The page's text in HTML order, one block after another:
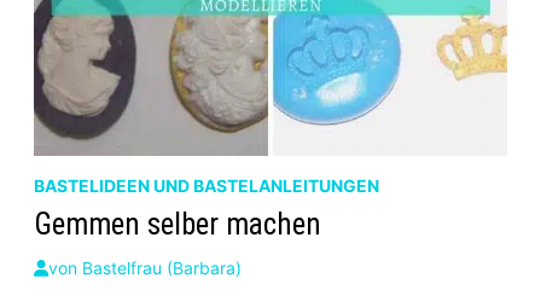
BASTELIDEEN UND BASTELANLEITUNGEN
Gemmen selber machen
von Bastelfrau (Barbara)